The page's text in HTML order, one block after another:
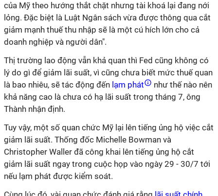
của Mỹ theo hướng thắt chặt nhưng tài khoá lại đang nới
lỏng. Đặc biệt là Luật Ngân sách vừa được thông qua cắt
giảm mạnh thuế thu nhập sẽ là một cú hích lớn cho cả
doanh nghiệp và người dân".
Thị trường lao động vẫn khả quan thì Fed cũng không có
lý do gì để giảm lãi suất, vì cũng chưa biết mức thuế quan
là bao nhiêu, sẽ tác động đến lạm phát
như thế nào nên
khả năng cao là chưa có hạ lãi suất trong tháng 7, ông
Thành nhận định.
Tuy vậy, một số quan chức Mỹ lại lên tiếng ủng hộ việc cắt
giảm lãi suất. Thống đốc Michelle Bowman và
Christopher Waller đã công khai lên tiếng ủng hộ cắt
giảm lãi suất ngay trong cuộc họp vào ngày 29 - 30/7 tới
nếu lạm phát được kiểm soát.